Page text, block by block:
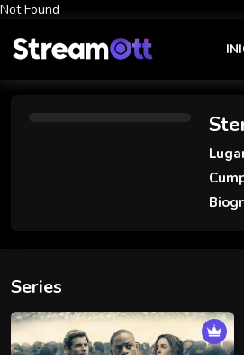
Not Found
Series